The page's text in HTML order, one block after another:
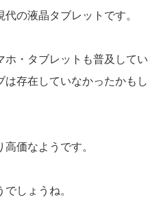
の液晶タブレットです。
・タブレットも普及してい
存在していなかったかもし
価なようです。
しょうね。